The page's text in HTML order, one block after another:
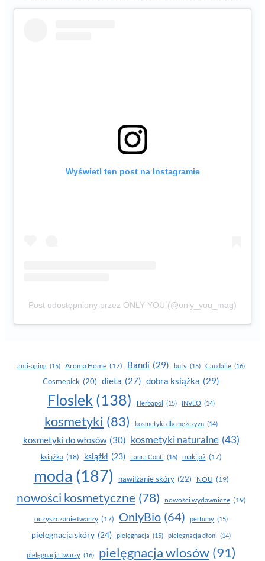
Wyświetl ten post na Instagramie
Post udostępniony przez ONLY YOU (@only_you_mag)
anti-aging (15) Aroma Home (17) Bandi (29) buty (15) Caudalie (16)
Cosmepick (20) dieta (27) dobra książka (29)
Floslek (138) Herbapol (15) INVEO (14)
kosmetyki (83) kosmetyki dla mężczyzn (14)
kosmetyki do włosów (30) kosmetyki naturalne (43)
książka (18) książki (23) Laura Conti (16) makijaż (17)
moda (187) nawilżanie skóry (22) NOU (19)
nowości kosmetyczne (78) nowości wydawnicze (19)
oczyszczanie twarzy (17) OnlyBio (64) perfumy (15)
pielegnacja skóry (24) pielęgnacja (15) pielęgnacja dłoni (14)
pielęgnacja twarzy (16) pielęgnacja wlosów (91)